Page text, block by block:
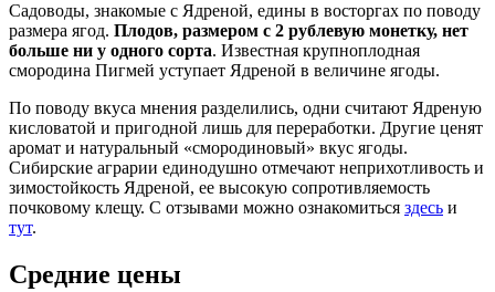
Садоводы, знакомые с Ядреной, едины в восторгах по поводу
размера ягод. Плодов, размером с 2 рублевую монетку, нет
больше ни у одного сорта. Известная крупноплодная
смородина Пигмей уступает Ядреной в величине ягоды.
По поводу вкуса мнения разделились, одни считают Ядреную
кисловатой и пригодной лишь для переработки. Другие ценят
аромат и натуральный «смородиновый» вкус ягоды.
Сибирские аграрии единодушно отмечают неприхотливость и
зимостойкость Ядреной, ее высокую сопротивляемость
почковому клещу. С отзывами можно ознакомиться здесь и
тут.
Средние цены